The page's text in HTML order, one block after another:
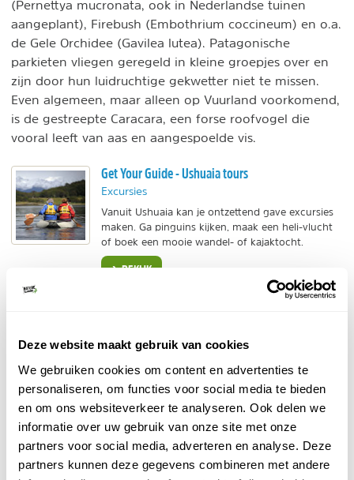
Deze website maakt gebruik van cookies
We gebruiken cookies om content en advertenties te
personaliseren, om functies voor social media te bieden
en om ons websiteverkeer te analyseren. Ook delen we
informatie over uw gebruik van onze site met onze
partners voor social media, adverteren en analyse. Deze
partners kunnen deze gegevens combineren met andere
(Pernettya mucronata, ook in Nederlandse tuinen
aangeplant), Firebush (Embothrium coccineum) en o.a.
de Gele Orchidee (Gavilea lutea). Patagonische
parkieten vliegen geregeld in kleine groepjes over en
zijn door hun luidruchtige gekwetter niet te missen.
Even algemeen, maar alleen op Vuurland voorkomend,
is de gestreepte Caracara, een forse roofvogel die
vooral leeft van aas en aangespoelde vis.
Get Your Guide - Ushuaia tours
Excursies
Vanuit Ushuaia kan je ontzettend gave excursies
maken. Ga pinguins kijken, maak een heli-vlucht
of boek een mooie wandel- of kajaktocht.
BEKIJK
Vanaf Ushuaia kan je een leuke excursie maken naar de
Laguna Esmeralda, een gletsjermeer. Op het busplein
neem je voor ca. 200 pesos al een busje naar het
startpunt van een wandeling rond het meer. De
Emeraldlagune is zeker een van de mooiste plekken bij
Ushuaia; het meer is een oase van rust.